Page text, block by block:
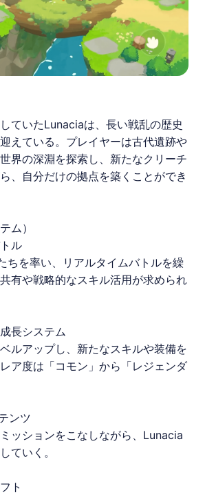
ていたLunaciaは、長い戦乱の歴史
えている。プレイヤーは古代遺跡や
界の深淵を探索し、新たなクリーチ
、自分だけの拠点を築くことができ
ム）
ル
ちを率い、リアルタイムバトルを繰
有や戦略的なスキル活用が求められ
長システム
ルアップし、新たなスキルや装備を
ア度は「コモン」から「レジェンダ
ンツ
ッションをこなしながら、 Lunacia
ていく。
ト